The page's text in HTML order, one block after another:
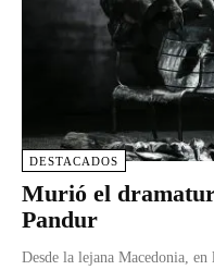
DESTACADOS
Murió el
Pandur
Desde la lejana Macedonia,